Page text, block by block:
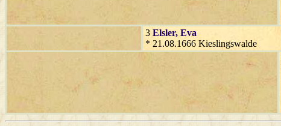
3 Elsler, Eva
* 21.08.1666 Kieslingswalde